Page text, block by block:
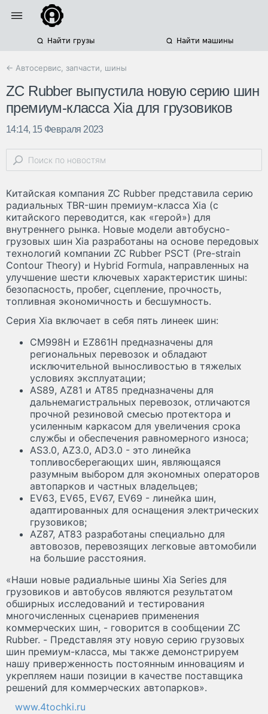
Найти грузы Найти машины
← Автосервис, запчасти, шины
ZC Rubber выпустила новую серию шин
премиум-класса Xia для грузовиков
14:14, 15 Февраля 2023
Китайская компания ZC Rubber представила серию
радиальных TBR-шин премиум-класса Xia (с
китайского переводится, как «герой») для
внутреннего рынка. Новые модели автобусно-
грузовых шин Xia разработаны на основе передовых
технологий компании ZC Rubber PSCT (Pre-strain
Contour Theory) и Hybrid Formula, направленных на
улучшение шести ключевых характеристик шины:
безопасность, пробег, сцепление, прочность,
топливная экономичность и бесшумность.
Серия Xia включает в себя пять линеек шин:
CM998H и EZ861H предназначены для
региональных перевозок и обладают
исключительной выносливостью в тяжелых
условиях эксплуатации;
AS89, AZ81 и AT85 предназначены для
дальнемагистральных перевозок, отличаются
прочной резиновой смесью протектора и
усиленным каркасом для увеличения срока
службы и обеспечения равномерного износа;
AS3.0, AZ3.0, AD3.0 - это линейка
топливосберегающих шин, являющаяся
разумным выбором для экономных операторов
автопарков и частных владельцев;
EV63, EV65, EV67, EV69 - линейка шин,
адаптированных для оснащения электрических
грузовиков;
AZ87, AT83 разработаны специально для
автовозов, перевозящих легковые автомобили
на большие расстояния.
«Наши новые радиальные шины Xia Series для
грузовиков и автобусов являются результатом
обширных исследований и тестирования
многочисленных сценариев применения
коммерческих шин, - говорится в сообщении ZC
Rubber. - Представляя эту новую серию грузовых
шин премиум-класса, мы также демонстрируем
нашу приверженность постоянным инновациям и
укрепляем наши позиции в качестве поставщика
решений для коммерческих автопарков».
www.4tochki.ru